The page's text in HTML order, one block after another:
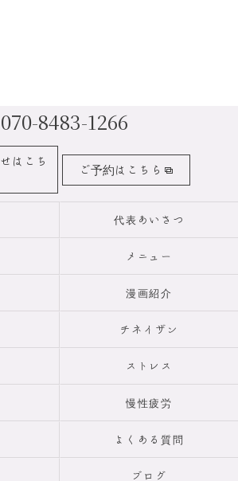
070-8483-1266
はこち
ご予約はこちら
代表あいさつ
メニュー
漫画紹介
チネイザン
ストレス
慢性疲労
よくある質問
ブログ